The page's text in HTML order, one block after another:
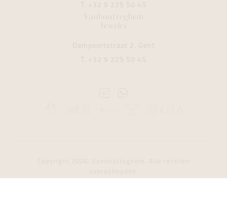
T. +32 9 225 50 45
Vanhoutteghem
Jewelry
Dampoortstraat 2, Gent
T. +32 9 225 50 45